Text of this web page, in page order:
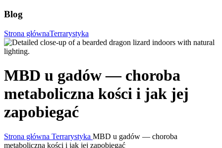
Blog
Strona głównaTerrarystyka
MBD u gadów — choroba
metaboliczna kości i jak jej
zapobiegać
Strona główna Terrarystyka MBD u gadów — choroba
metaboliczna kości i jak jej zapobiegać